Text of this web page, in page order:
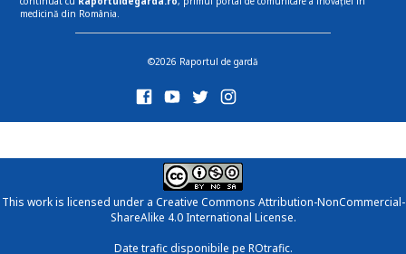
medicină din România.
©2026 Raportul de gardă
This work is licensed under a Creative Commons Attribution-NonCommercial-
ShareAlike 4.0 International License.
Date trafic disponibile pe ROtrafic.